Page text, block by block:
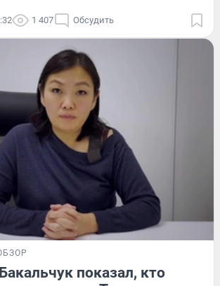
1 407 Обсудить
показал, кто